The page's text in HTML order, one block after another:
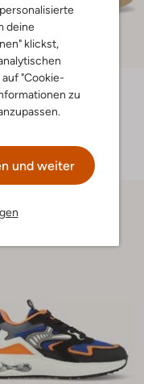
deine
klickst,
"Cookie-
zu
und weiter
Low
€ 55,99